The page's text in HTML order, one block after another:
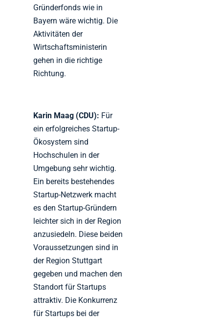
Gründerfonds wie in
Bayern wäre wichtig. Die
Aktivitäten der
Wirtschaftsministerin
gehen in die richtige
Richtung.
Karin Maag (CDU): Für
ein erfolgreiches Startup-
Ökosystem sind
Hochschulen in der
Umgebung sehr wichtig.
Ein bereits bestehendes
Startup-Netzwerk macht
es den Startup-Gründern
leichter sich in der Region
anzusiedeln. Diese beiden
Voraussetzungen sind in
der Region Stuttgart
gegeben und machen den
Standort für Startups
attraktiv. Die Konkurrenz
für Startups bei der